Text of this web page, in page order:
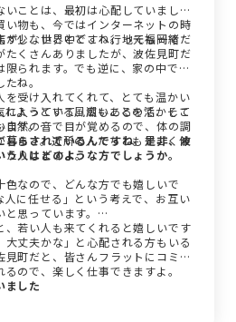
いことは、最初は心配していました
い物も、今ではインターネットの時
すし、世界中どこへ行っても一緒だ
が少ないことですね。地元福岡で
たくさんありましたが、波佐見町だ
限られます。でも逆に、家の中での
ね。
入っていて、広いことを活かして
自然の音で目が覚めるので、体の調
します。近所の人たちともすごく仲
りしますよ。
受け入れてくれて、とても温かい
ようとする風潮もあるので、そこ
ます。
暮らされているんですね。是非、波
人はどのような方でしょうか。
色なので、どんな方でも嬉しいで
人に任せる」という考えで、お互い
思っています。
、若い人も来てくれると嬉しいです
丈夫かな」と心配される方もいる
町だと、皆さんフラットにコミュ
ので、楽しく仕事できますよ。
ました